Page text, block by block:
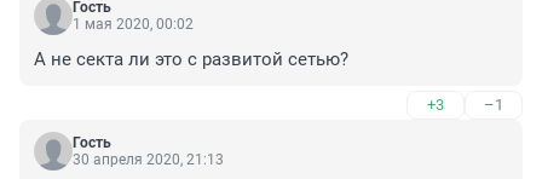
Гость
1 мая 2020, 00:02
А не секта ли это с развитой сетью?
+3 –1
Гость
30 апреля 2020, 21:13